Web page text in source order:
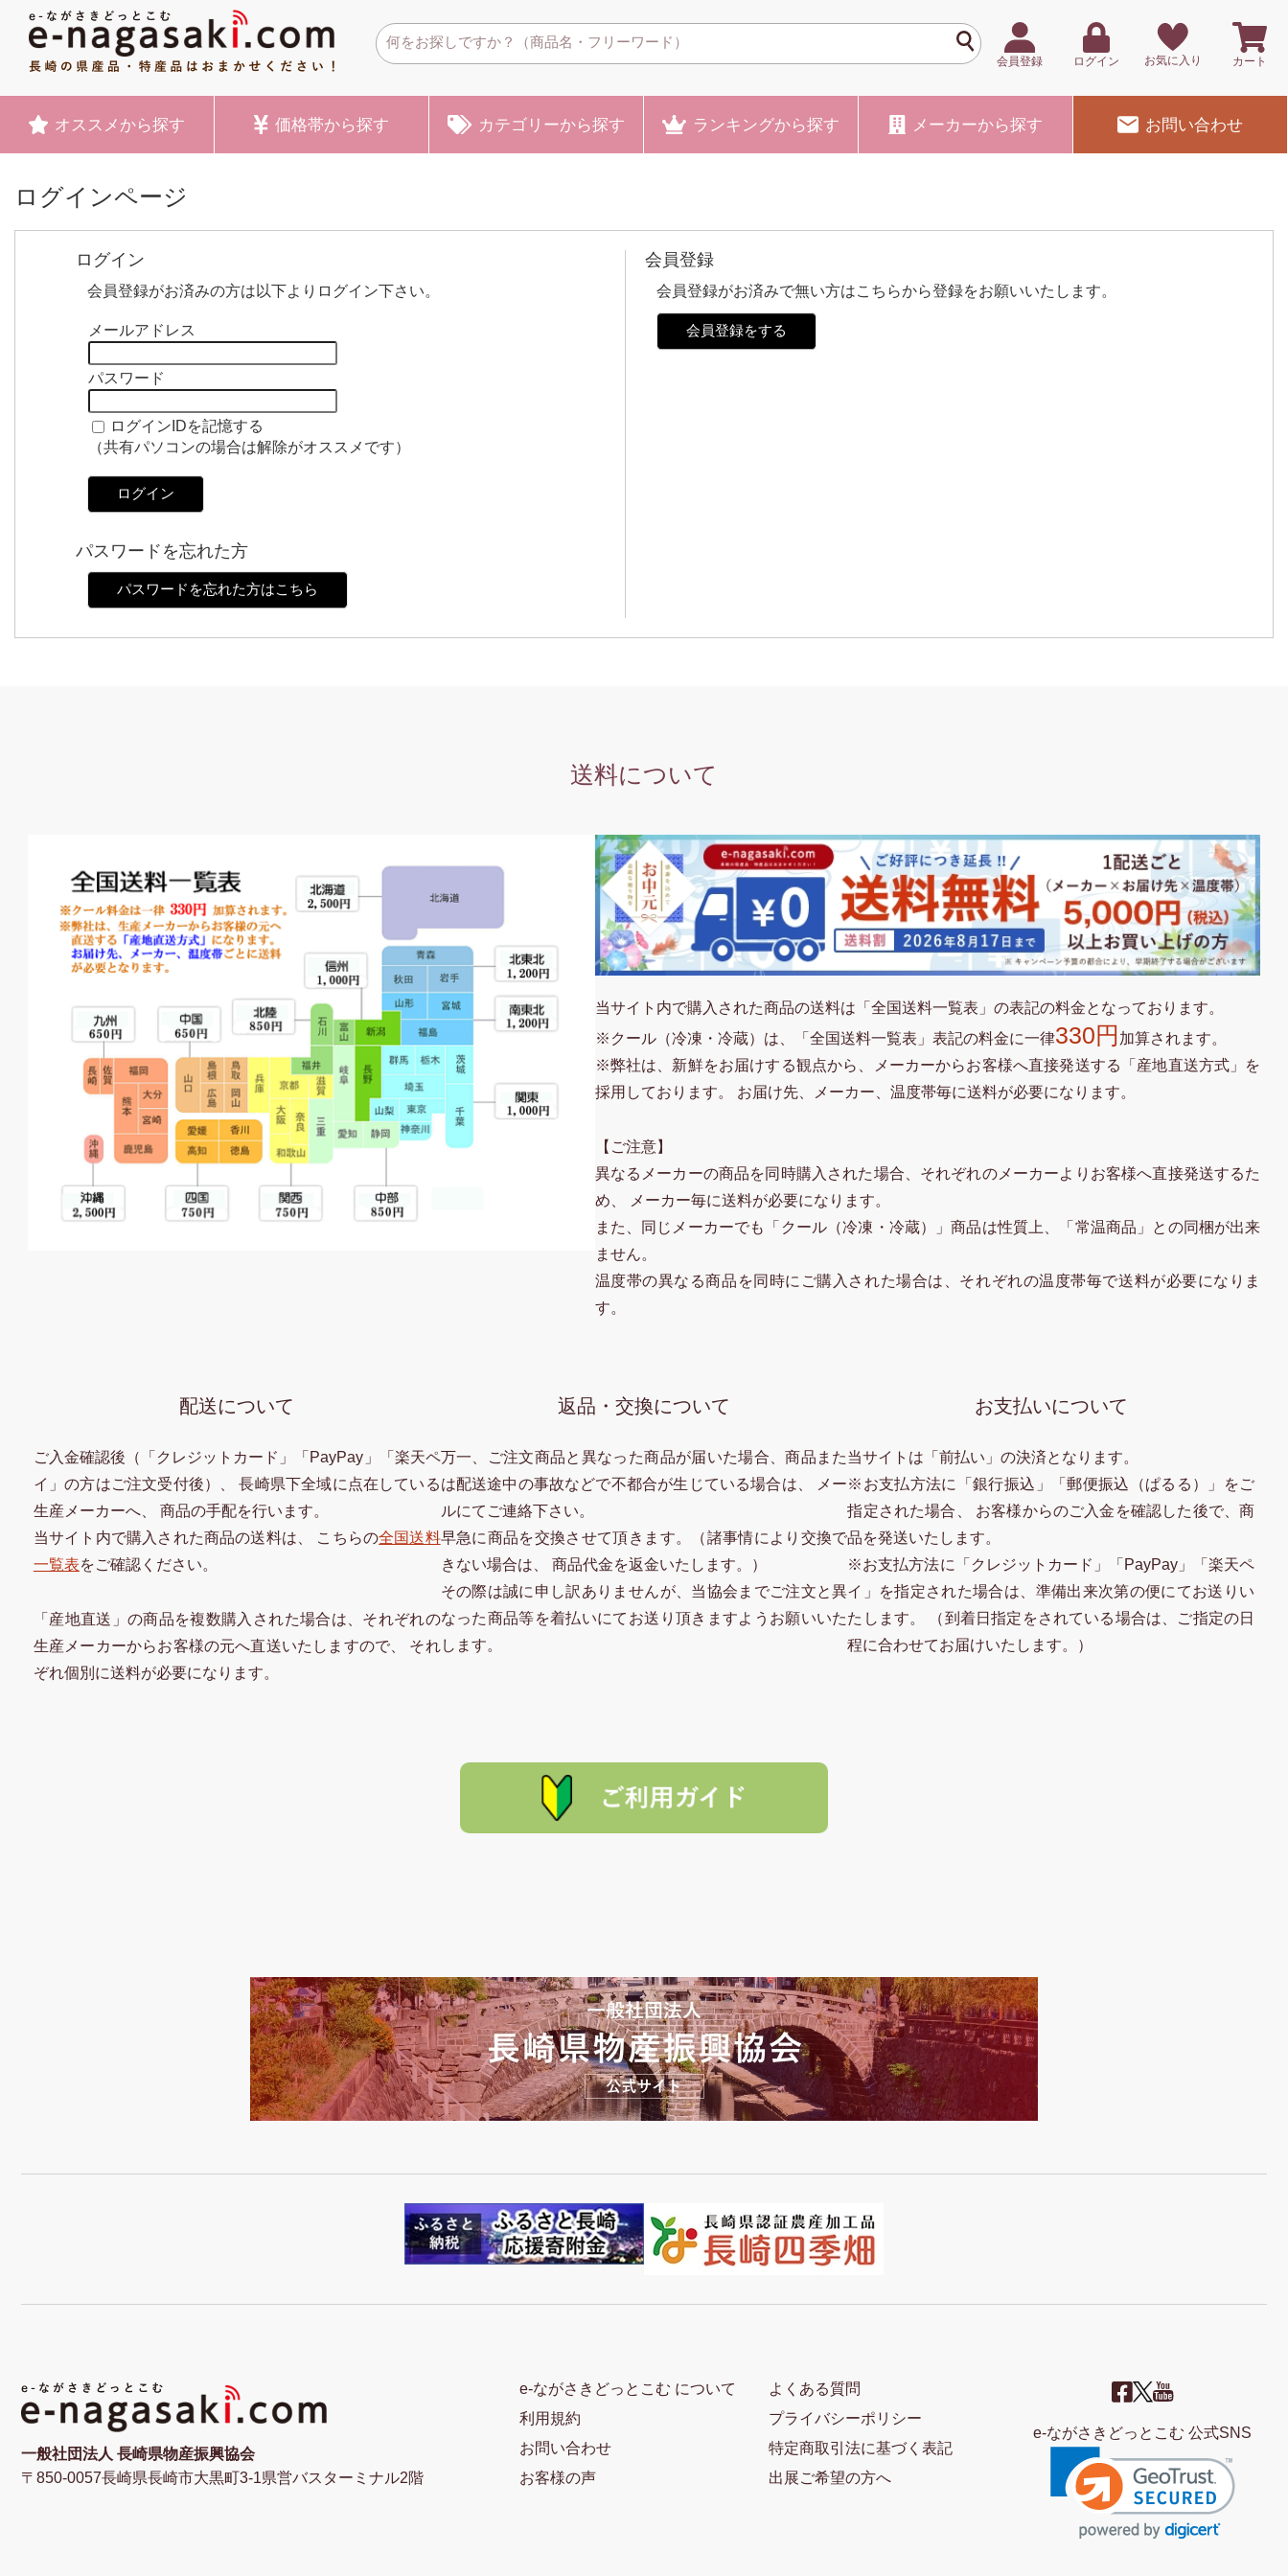
会員登録 ログイン お気に入り カート
オススメ から探す 価格帯から探す カテゴリーから探す ランキングから探す メーカーから探す お問い合わせ
ログインページ
ログイン
会員登録がお済みの方は以下よりログイン下さい。
メールアドレス
パスワード
ログインIDを記憶する
（共有パソコンの場合は解除がオススメです）
ログイン
パスワードを忘れた方
パスワードを忘れた方はこちら
会員登録
会員登録がお済みで無い方はこちらから登録をお願いいたします。
会員登録をする
送料について
当サイト内で購入された商品の送料は「全国送料一覧表」の表記の料金となっております。
※クール（冷凍・冷蔵）は、「全国送料一覧表」表記の料金に一律330円 加算されます。
※弊社は、新鮮をお届けする観点から、メーカーからお客様へ直接発送する「産地直送方式」を
採用しております。 お届け先、メーカー、温度帯毎に送料が必要になります。
【ご注意】
異なるメーカーの商品を同時購入された場合、それぞれのメーカーよりお客様へ直接発送するた
め、 メーカー毎に送料が必要になります。
また、同じメーカーでも「クール（冷凍・冷蔵）」商品は性質上、「常温商品」との同梱が出来
ません。
温度帯の異なる商品を同時にご購入された場合は、それぞれの温度帯毎で送料が必要になりま
す。
配送について
ご入金確認後（「クレジットカード」「PayPay」「楽天ペ
イ」の方はご注文受付後）、 長崎県下全域に点在している
生産メーカーへ、 商品の手配を行います。
当サイト内で購入された商品の送料は、 こちらの全国送料
一覧表をご確認ください。
「産地直送」の商品を複数購入された場合は、それぞれの
生産メーカーからお客様の元へ直送いたしますので、 それ
ぞれ個別に送料が必要になります。
返品・交換について
万一、ご注文商品と異なった商品が届いた場合、商品また
は配送途中の事故などで不都合が生じている場合は、 メー
ルにてご連絡下さい。
早急に商品を交換させて頂きます。（諸事情により交換で
きない場合は、 商品代金を返金いたします。）
その際は誠に申し訳ありませんが、当協会までご注文と異
なった商品等を着払いにてお送り頂きますようお願いいた
します。
お支払いについて
当サイトは「前払い」の決済となります。
※お支払方法に「銀行振込」「郵便振込（ぱるる）」をご
指定された場合、 お客様からのご入金を確認した後で、商
品を発送いたします。
※お支払方法に「クレジットカード」「PayPay」「楽天ペ
イ」を指定された場合は、準備出来次第の便にてお送りい
たします。 （到着日指定をされている場合は、ご指定の日
程に合わせてお届けいたします。）
一般社団法人 長崎県物産振興協会
〒850-0057長崎県長崎市大黒町3-1県営バスターミナル2階
e-ながさきどっとこむ について
利用規約
お問い合わせ
お客様の声
よくある質問
プライバシーポリシー
特定商取引法に基づく表記
出展ご希望の方へ
e-ながさきどっとこむ 公式SNS